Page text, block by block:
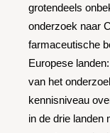
grotendeels
onderzoek naar
farmaceutische
Europese
van het
kennisniveau
in de drie landen